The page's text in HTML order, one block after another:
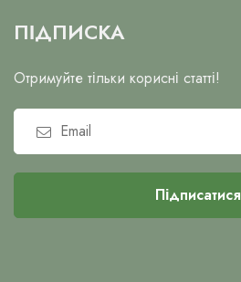
ПІДПИСКА
Отримуйте тільки корисні статті!
Підписатися